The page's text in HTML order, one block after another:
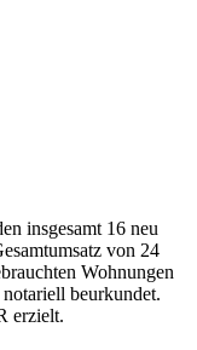
insgesamt 16 neu
von 24
Wohnungen
beurkundet.
erzielt.